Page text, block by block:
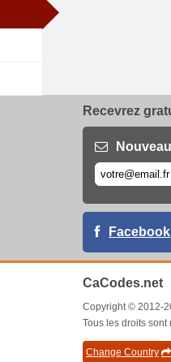
Recevrez
Facebook
CaCodes.net
Copyright © 2012-
Tous les droits sont
Change Country